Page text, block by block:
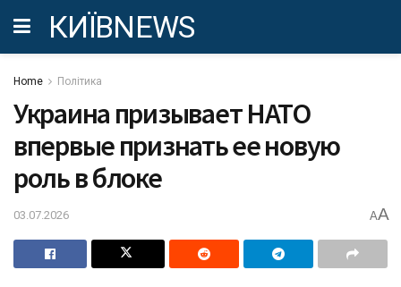
КИЇВNEWS
Home Політика
Украина призывает НАТО
впервые признать ее новую
роль в блоке
03.07.2026 AA